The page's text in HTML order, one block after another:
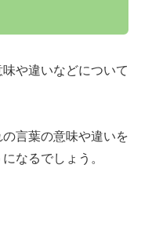
味や違いなどについて
の言葉の意味や違いを
なるでしょう。